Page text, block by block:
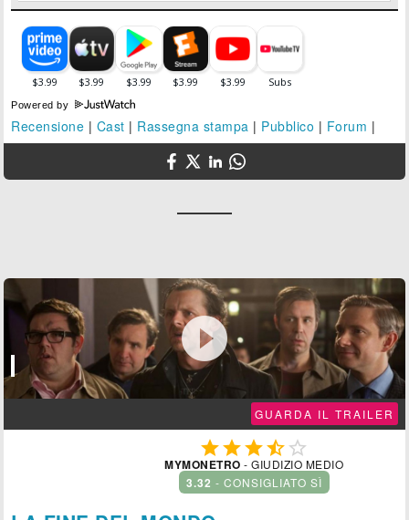
Powered by
Recensione | Cast | Rassegna stampa | Pubblico | Forum |

GUARDA IL TRAILER
 
MYMONETRO - GIUDIZIO MEDIO
3.32 - CONSIGLIATO SÌ